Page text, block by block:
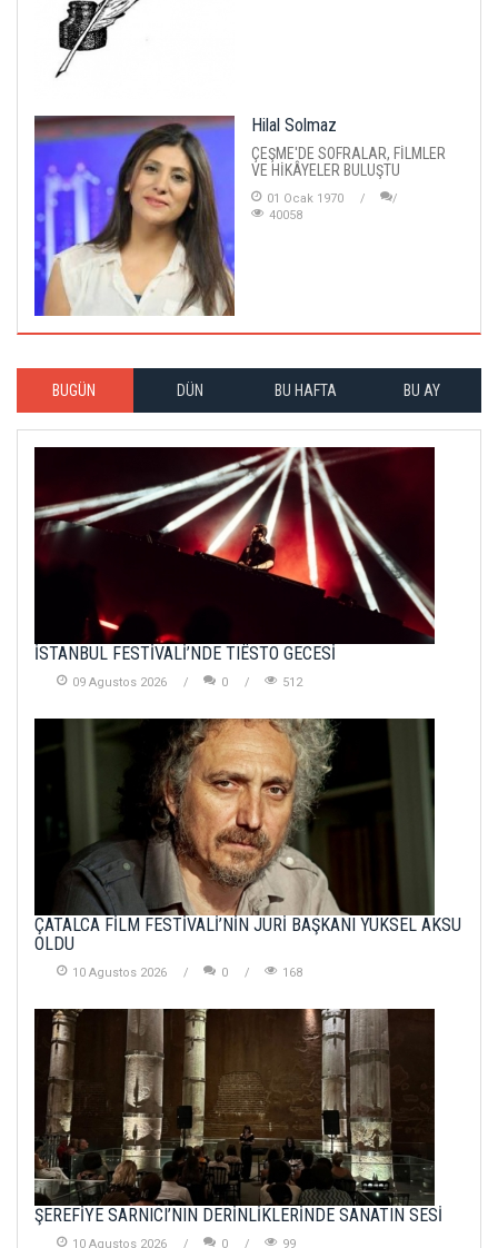
Hilal Solmaz
ÇEŞME'DE SOFRALAR, FİLMLER
VE HİKÂYELER BULUŞTU
01 Ocak 1970
40058
BUGÜN DÜN BU HAFTA BU AY
İSTANBUL FESTİVALİ’NDE TIËSTO GECESİ
09 Agustos 2026 0 512
ÇATALCA FİLM FESTİVALİ’NİN JÜRİ BAŞKANI YÜKSEL AKSU
OLDU
10 Agustos 2026 0 168
ŞEREFİYE SARNICI’NIN DERİNLİKLERİNDE SANATIN SESİ
10 Agustos 2026 0 99